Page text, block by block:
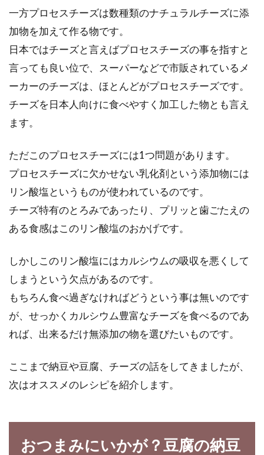
一方プロセスチーズは数種類のナチュラルチーズに添
加物を加えて作る物です。
日本ではチーズと言えばプロセスチーズの事を指すと
言っても良い位で、スーパーなどで市販されているメ
ーカーのチーズは、ほとんどがプロセスチーズです。
チーズを日本人向けに食べやすく加工した物とも言え
ます。
ただこのプロセスチーズには1つ問題があります。
プロセスチーズに欠かせない乳化剤という添加物には
リン酸塩というものが使われているのです。
チーズ特有のとろみであったり、プリッと歯ごたえの
ある食感はこのリン酸塩のおかげです。
しかしこのリン酸塩にはカルシウムの吸収を悪くして
しまうという欠点があるのです。
もちろん食べ過ぎなければどうという事は無いのです
が、せっかくカルシウム豊富なチーズを食べるのであ
れば、出来るだけ無添加の物を選びたいものです。
ここまで納豆や豆腐、チーズの話をしてきましたが、
次はオススメのレシピを紹介します。
おつまみにいかが？豆腐の納豆